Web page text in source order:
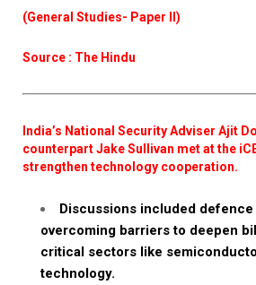
(General Studies- Paper II)
Source : The Hindu
India’s National Security Adviser Ajit
counterpart Jake Sullivan met at the
strengthen technology cooperation.
Discussions included defence
overcoming barriers to deepen
critical sectors like
technology.